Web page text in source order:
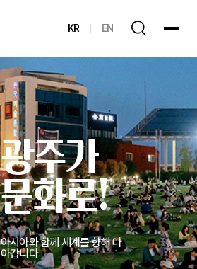
KR EN
광주가
문화로!
아시아와 함께 세계를 향해 나
아갑니다